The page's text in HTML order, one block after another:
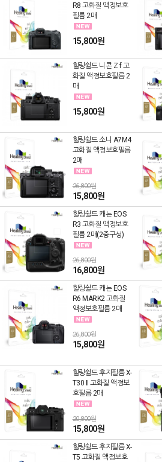
R8 고화질 액정보호
필름 2매
15,800원
힐링쉴드 니콘 Z f 고
화질 액정보호필름 2
매
15,800원
힐링쉴드 소니 A7M4
고화질 액정보호필름
2매
26,800원
15,800원
힐링쉴드 캐논 EOS
R3 고화질 액정보호
필름 2매(2중구성)
26,800원
16,800원
힐링쉴드 캐논 EOS
R6 MARK2 고화질
액정보호필름 2매
26,800원
15,800원
힐링쉴드 후지필름 X-
T30 II 고화질 액정보
호필름 2매
20,800원
15,800원
힐링쉴드 후지필름 X-
T5 고화질 액정보호